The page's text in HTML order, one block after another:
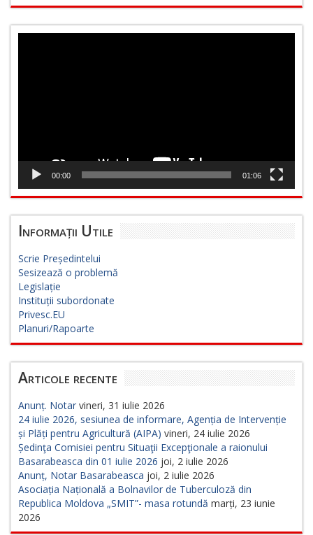
00:00 01:06
Informații Utile
Scrie Președintelui
Sesizează o problemă
Legislație
Instituții subordonate
Privesc.EU
Planuri/Rapoarte
Articole recente
Anunț. Notar vineri, 31 iulie 2026
24 iulie 2026, sesiunea de informare, Agenția de Intervenție
și Plăți pentru Agricultură (AIPA) vineri, 24 iulie 2026
Ședinţa Comisiei pentru Situaţii Excepţionale a raionului
Basarabeasca din 01 iulie 2026 joi, 2 iulie 2026
Anunț, Notar Basarabeasca joi, 2 iulie 2026
Asociația Națională a Bolnavilor de Tuberculoză din
Republica Moldova „SMIT”- masa rotundă marți, 23 iunie
2026